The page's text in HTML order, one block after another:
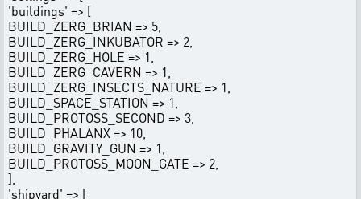
'buildings' => [
BUILD_ZERG_BRIAN => 5,
BUILD_ZERG_INKUBATOR => 2,
BUILD_ZERG_HOLE => 1,
BUILD_ZERG_CAVERN => 1,
BUILD_ZERG_INSECTS_NATURE => 1,
BUILD_SPACE_STATION => 1,
BUILD_PROTOSS_SECOND => 3,
BUILD_PHALANX => 10,
BUILD_GRAVITY_GUN => 1,
BUILD_PROTOSS_MOON_GATE => 2,
],
'shipyard' => [